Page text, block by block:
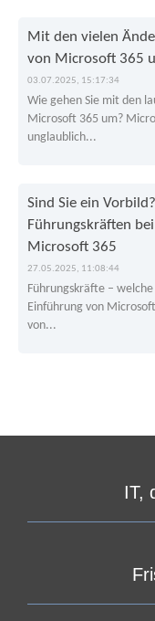
Mit den vielen
von Microsoft 365
03.07.2025, 15:17:34
Wie gehen Sie mit den
Microsoft 365 um?
unglaublich...
Sind Sie ein
Führungskräften
Microsoft 365
27.05.2025, 11:08:44
Führungskräfte –
Einführung von
von...
IT,